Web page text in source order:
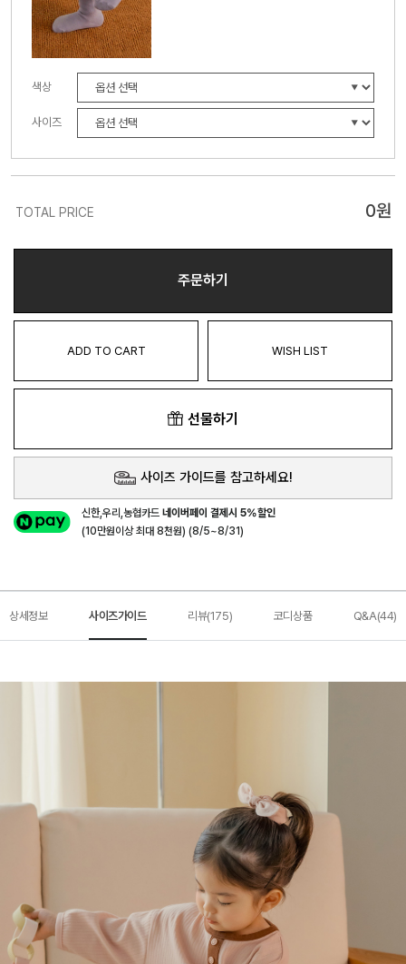
색상
사이즈
TOTAL PRICE 0원
주문하기
ADD TO CART WISH LIST
선물하기
사이즈 가이드를 참고하세요!
신한,우리,농협카드네이버페이 결제시 5%할인
(10만원이상 최대 8천원) (8/5~8/31)
상세정보 사이즈가이드 리뷰(175) 코디상품 Q&A(44)